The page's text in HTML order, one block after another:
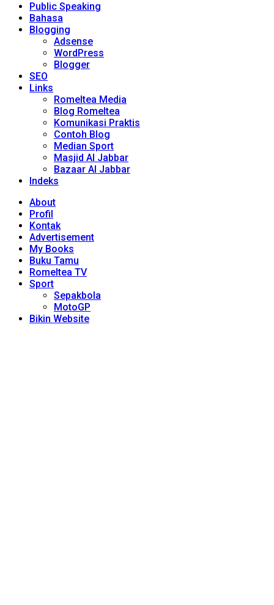
Public Speaking
Bahasa
Blogging
Adsense
WordPress
Blogger
SEO
Links
Romeltea Media
Blog Romeltea
Komunikasi Praktis
Contoh Blog
Median Sport
Masjid Al Jabbar
Bazaar Al Jabbar
Indeks
About
Profil
Kontak
Advertisement
My Books
Buku Tamu
Romeltea TV
Sport
Sepakbola
MotoGP
Bikin Website